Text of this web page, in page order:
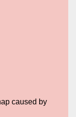
caused by